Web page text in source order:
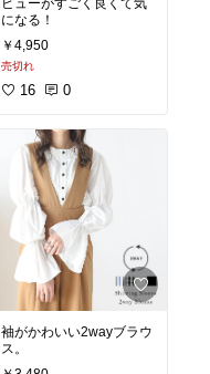
ビューがすごく良くて気
になる！
￥4,950
売切れ
16 0
袖がかわいい2wayブラウ
ス。